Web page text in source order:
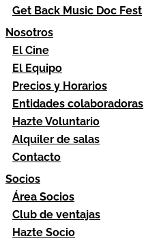
Get Back Music Doc Fest
Nosotros
El Cine
El Equipo
Precios y Horarios
Entidades colaboradoras
Hazte Voluntario
Alquiler de salas
Contacto
Socios
Área Socios
Club de ventajas
Hazte Socio